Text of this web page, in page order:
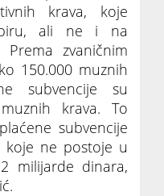
krava, koje
ali ne i na
zvaničnim
150.000 muznih
subvencije su
krava. To
subvencije
koje ne postoje u
milijarde dinara,